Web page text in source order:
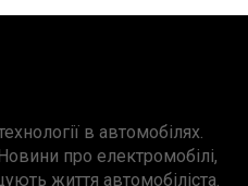
в автомобілях.
про електромобілі,
життя автомобіліста.